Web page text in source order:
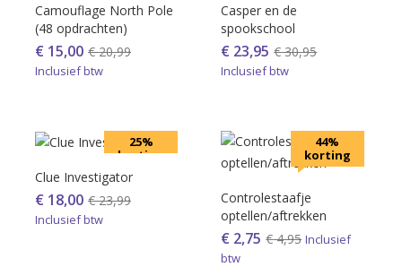
Camouflage North Pole
(48 opdrachten)
€ 15,00 €20,99
Inclusief btw
Casper en de
spookschool
€ 23,95 €30,95
Inclusief btw
25%
korting
Clue Investigator
€ 18,00 €23,99
Inclusief btw
44%
korting
Controlestaafje
optellen/aftrekken
€ 2,75 €4,95 Inclusief
btw